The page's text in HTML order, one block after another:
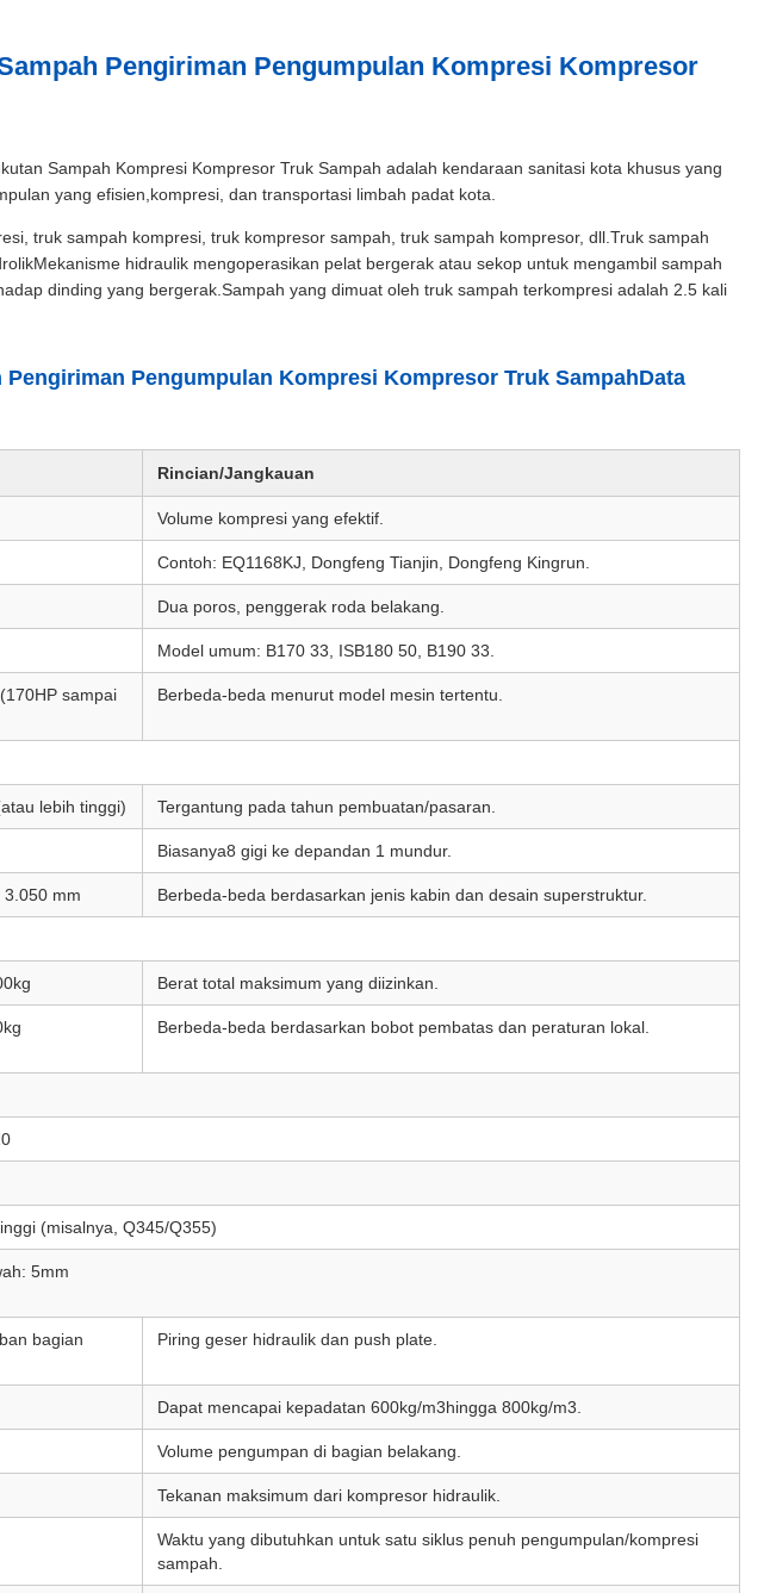
Pengiriman Pengumpulan Kompresi Kompresor
Sampah Kompresi Kompresor Truk Sampah adalah kendaraan sanitasi kota khusus yang
yang efisien,kompresi, dan transportasi limbah padat kota.
truk sampah kompresi, truk kompresor sampah, truk sampah kompresor, dll.Truk sampah
hidraulik mengoperasikan pelat bergerak atau sekop untuk mengambil sampah
dinding yang bergerak.Sampah yang dimuat oleh truk sampah terkompresi adalah 2.5 kali
Pengumpulan Kompresi Kompresor Truk SampahData
Rincian/Jangkauan
Volume kompresi yang efektif.
Contoh: EQ1168KJ, Dongfeng Tianjin, Dongfeng Kingrun.
Dua poros, penggerak roda belakang.
Model umum: B170 33, ISB180 50, B190 33.
sampai
Berbeda-beda menurut model mesin tertentu.
lebih tinggi) Tergantung pada tahun pembuatan/pasaran.
Biasanya8 gigi ke depandan 1 mundur.
mm Berbeda-beda berdasarkan jenis kabin dan desain superstruktur.
Berat total maksimum yang diizinkan.
Berbeda-beda berdasarkan bobot pembatas dan peraturan lokal.
(misalnya, Q345/Q355)
5mm
bagian
Piring geser hidraulik dan push plate.
Dapat mencapai kepadatan 600kg/m3hingga 800kg/m3
Volume pengumpan di bagian belakang.
Tekanan maksimum dari kompresor hidraulik.
Waktu yang dibutuhkan untuk satu siklus penuh pengumpulan/kompresi
sampah.